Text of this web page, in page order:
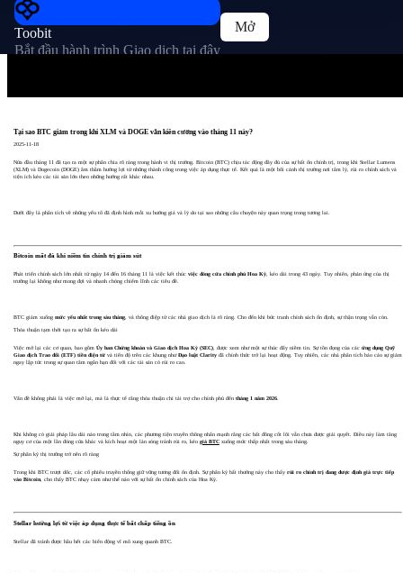
Toobit
Bắt đầu hành trình Giao dịch tại đây
Mở
Tại sao BTC giảm trong khi XLM và DOGE vẫn kiên cường vào tháng 11 này?
2025-11-18
Nửa đầu tháng 11 đã tạo ra một sự phân chia rõ ràng trong hành vi thị trường. Bitcoin (BTC) chịu tác động đầy đủ của sự bất ổn chính trị, trong khi Stellar Lumens
(XLM) và Dogecoin (DOGE) âm thầm hưởng lợi từ những thành công trong việc áp dụng thực tế. Kết quả là một bối cảnh thị trường nơi tâm lý, rủi ro chính sách và
tiện ích kéo các tài sản lớn theo những hướng rất khác nhau.
Dưới đây là phân tích về những yếu tố đã định hình mỗi xu hướng giá và lý do tại sao những câu chuyện này quan trọng trong tương lai.
Bitcoin mất đà khi niềm tin chính trị giảm sút
Phát triển chính sách lớn nhất từ ngày 14 đến 16 tháng 11 là việc kết thúc việc đóng cửa chính phủ Hoa Kỳ, kéo dài trong 43 ngày. Tuy nhiên, phản ứng của thị
trường lại không như mong đợi và nhanh chóng chiếm lĩnh các tiêu đề.
BTC giảm xuống mức yếu nhất trong sáu tháng, và thông điệp từ các nhà giao dịch là rõ ràng. Cho đến khi bức tranh chính sách ổn định, sự thận trọng vẫn còn.
Thỏa thuận tạm thời tạo ra sự bất ổn kéo dài
Việc mở lại các cơ quan, bao gồm Ủy ban Chứng khoán và Giao dịch Hoa Kỳ (SEC), được xem như một sự thúc đẩy niềm tin. Sự tồn đọng của các ứng dụng Quỹ
Giao dịch Trao đổi (ETF) tiền điện tửvà tiến độ trên các khung như Đạo luật Clarityđã chính thức trở lại hoạt động. Tuy nhiên, các nhà phân tích báo cáo sự giảm
ngay lập tức trong sự quan tâm ngắn hạn đối với các tài sản có rủi ro cao.
Vấn đề không phải là việc mở lại, mà là thực tế rằng thỏa thuận chỉ tài trợ cho chính phủ đến tháng 1 năm 2026.
Khi không có giải pháp lâu dài nào trong tầm nhìn, các phương tiện truyền thông nhấn mạnh rằng các bất đồng cốt lõi vẫn chưa được giải quyết. Điều này làm tăng
nguy cơ của một lần đóng cửa khác và kích hoạt một làn sóng tránh rủi ro, kéo giá BTCxuống mức thấp nhất trong sáu tháng.
Sự phân kỳ thị trường trở nên rõ ràng
Trong khi BTC trượt dốc, các cổ phiếu truyền thống giữ vững tương đối ổn định. Sự phân kỳ bất thường này cho thấy rủi ro chính trị đang được định giá trực tiếp
vào Bitcoin, cho thấy BTC nhạy cảm như thế nào với sự bất ổn chính sách của Hoa Kỳ.
Stellar hưởng lợi từ việc áp dụng thực tế bất chấp tiếng ồn
Stellar đã tránh được hầu hết các biến động vĩ mô xung quanh BTC.